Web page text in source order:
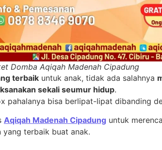
Domba Aqiqah Madenah Cipadung
terbaik untuk anak, tidak ada salahnya
sekali seumur hidup.
pahalanya bisa berlipat-lipat dibanding
Aqiqah Madenah Cipadung untuk
yang terbaik buat anak.